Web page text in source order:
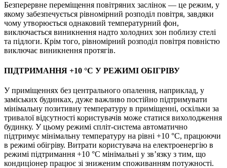
Безперервне переміщення повітряних заслінок — це режим, у
якому забезпечується рівномірний розподіл повітря, завдяки
чому утворюється однаковий температурний фон,
виключається виникнення надто холодних зон поблизу стелі
та підлоги. Крім того, рівномірний розподіл повітря повністю
виключає виникнення протягів.
ПІДТРИМАННЯ +10 °С У РЕЖИМІ ОБІГРІВУ
У приміщеннях без центрального опалення, наприклад, у
заміських будинках, дуже важливо постійно підтримувати
мінімальну позитивну температуру в приміщенні, оскільки за
тривалої відсутності користувачів може статися вихолодження
будинку. У цьому режимі спліт-система автоматично
підтримує мінімальну температуру на рівні +10 °С, працюючи
в режимі обігріву. Витрати користувача на електроенергію в
режимі підтримання +10 °С мінімальні у зв’язку з тим, що
кондиціонер працює зі зниженим споживанням потужності.